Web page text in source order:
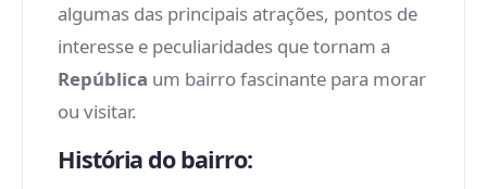
algumas das principais atrações, pontos de
interesse e peculiaridades que tornam a
República um bairro fascinante para morar
ou visitar.
História do bairro: